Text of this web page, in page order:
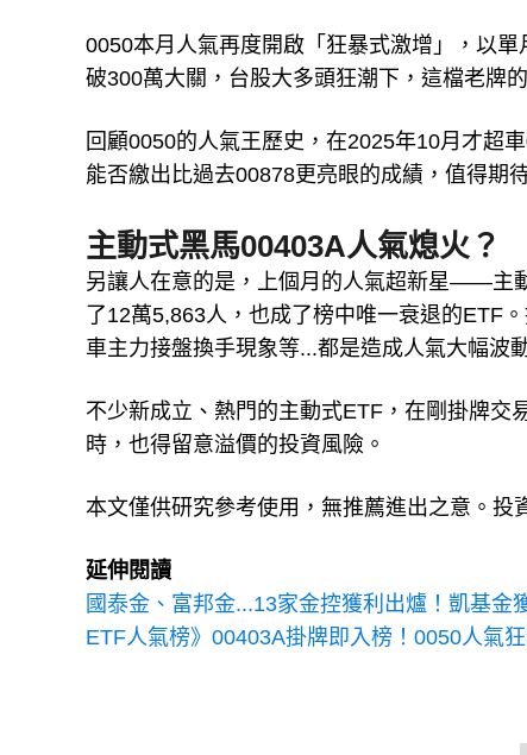
0050本月人氣再度開啟「狂暴式激增」，以
破300萬大關，台股大多頭狂潮下，這檔老牌
回顧0050的人氣王歷史，在2025年10月才超
能否繳出比過去00878更亮眼的成績，值得期
主動式黑馬00403A人氣熄火？
另讓人在意的是，上個月的人氣超新星——主
了12萬5,863人，也成了榜中唯一衰退的ETF
車主力接盤換手現象等...都是造成人氣大幅波
不少新成立、熱門的主動式ETF，在剛掛牌交
時，也得留意溢價的投資風險。
本文僅供研究參考使用，無推薦進出之意。投
延伸閱讀
國泰金、富邦金...13家金控獲利出爐！凱基金
ETF人氣榜》00403A掛牌即入榜！0050人氣